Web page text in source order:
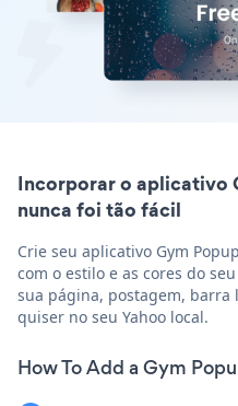
Incorporar o aplicativo
nunca foi tão fácil
Crie seu aplicativo Gym
com o estilo e as cores do
sua página, postagem, barra
quiser no seu Yahoo local.
How To Add a Gym